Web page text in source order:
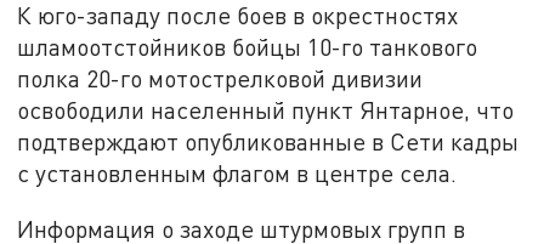
К юго-западу после боев в окрестностях
шламоотстойников бойцы 10-го танкового
полка 20-го мотострелковой дивизии
освободили населенный пункт Янтарное, что
подтверждают опубликованные в Сети кадры
с установленным флагом в центре села.
Информация о заходе штурмовых групп в